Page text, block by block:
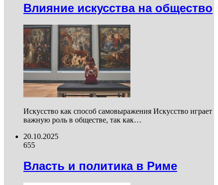
Влияние искусства на общество
Искусство как способ самовыражения Искусство играет
важную роль в обществе, так как…
20.10.2025
655
Власть и политика в Риме